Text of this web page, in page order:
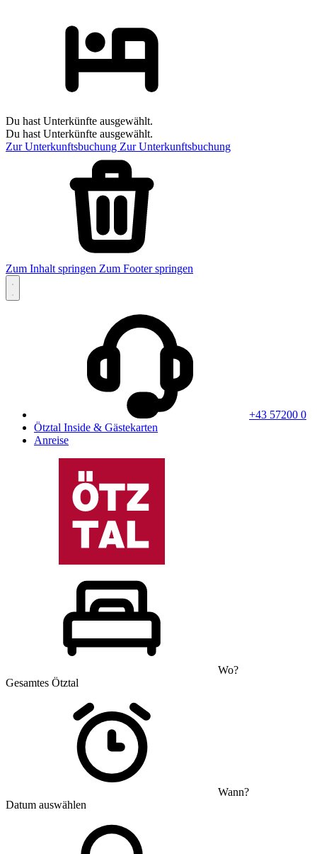
Du hast Unterkünfte ausgewählt.
Du hast Unterkünfte ausgewählt.
Zur Unterkunftsbuchung Zur Unterkunftsbuchung
Zum Inhalt springen Zum Footer springen
+43 57200 0
Ötztal Inside & Gästekarten
Anreise
Wo?
Gesamtes Ötztal
Wann?
Datum auswählen